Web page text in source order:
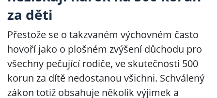
za děti
Přestože se o takzvaném výchovném často
hovoří jako o plošném zvýšení důchodu pro
všechny pečující rodiče, ve skutečnosti 500
korun za dítě nedostanou všichni. Schválený
zákon totiž obsahuje několik výjimek a